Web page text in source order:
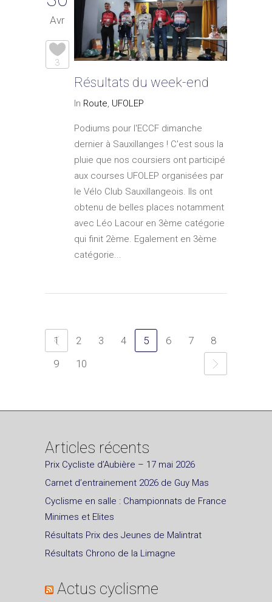
Avr
3
Résultats du week-end
In Route, UFOLEP
Podiums pour l'ECCF dimanche
dernier à Sauxillanges ! C'est sous la
pluie que nos coursiers ont participé
aux courses UFOLEP organisées par
le Vélo Club Sauxillangeois. Ils ont
obtenu de belles places notamment
avec Léo Lacour en 3ème catégorie
qui finit 2ème. Egalement en 3ème
catégorie...
1 2 3 4 5 6 7
8
9
10
Articles récents
Prix Cycliste d’Aubière – 17 mai 2026
Carnet d’entrainement 2026 de Guy Mas
Cyclisme en salle : Championnats de France
Minimes et Elites
Résultats Prix des Jeunes de Malintrat
Résultats Chrono de la Limagne
Actus cyclisme